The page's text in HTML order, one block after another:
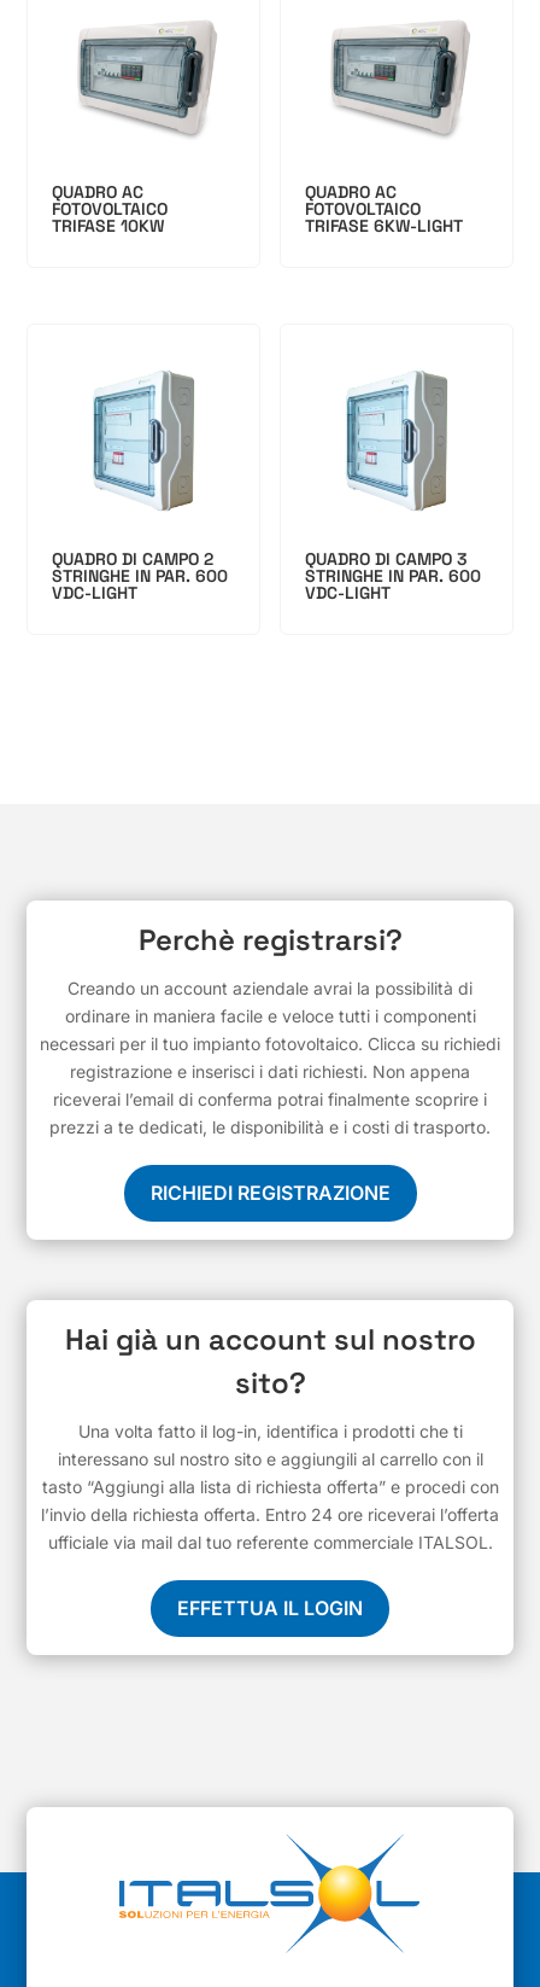
QUADRO AC
FOTOVOLTAICO
TRIFASE 10KW
QUADRO AC
FOTOVOLTAICO
TRIFASE 6KW-LIGHT
QUADRO DI CAMPO 2
STRINGHE IN PAR. 600
VDC-LIGHT
QUADRO DI CAMPO 3
STRINGHE IN PAR. 600
VDC-LIGHT
Perchè registrarsi?
Creando un account aziendale avrai la possibilità di
ordinare in maniera facile e veloce tutti i componenti
necessari per il tuo impianto fotovoltaico. Clicca su richiedi
registrazione e inserisci i dati richiesti. Non appena
riceverai l’email di conferma potrai finalmente scoprire i
prezzi a te dedicati, le disponibilità e i costi di trasporto.
RICHIEDI REGISTRAZIONE
Hai già un account sul nostro
sito?
Una volta fatto il log-in, identifica i prodotti che ti
interessano sul nostro sito e aggiungili al carrello con il
tasto “Aggiungi alla lista di richiesta offerta” e procedi con
l’invio della richiesta offerta. Entro 24 ore riceverai l’offerta
ufficiale via mail dal tuo referente commerciale ITALSOL.
EFFETTUA IL LOGIN